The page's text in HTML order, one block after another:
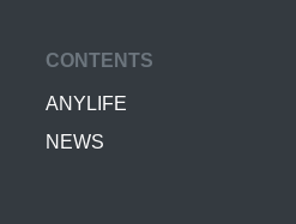
CONTENTS
ANYLIFE
NEWS